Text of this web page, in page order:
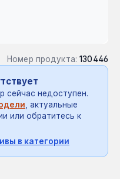
Номер продукта: 130446
сейчас недоступен.
, актуальные
или обратитесь к
в категории